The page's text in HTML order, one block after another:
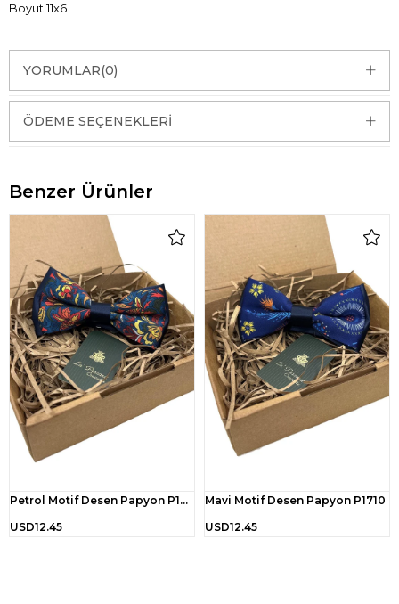
Boyut 11x6
YORUMLAR(0)
ÖDEME SEÇENEKLERI
Benzer Ürünler
Petrol Motif Desen Papyon P1715
USD12.45
Mavi Motif Desen Papyon P1710
USD12.45